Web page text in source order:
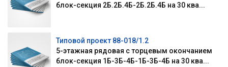
блок-секция 2Б.2Б.4Б-2Б.2Б.4Б на 30 ква...
Типовой проект 88-018/1.2
5-этажная рядовая с торцевым окончанием
блок-секция 1Б-3Б-4Б-1Б-3Б-4Б на 30 ква...